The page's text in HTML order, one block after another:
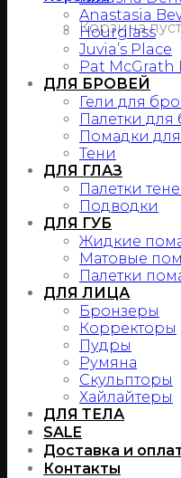
Корзина
Anastasia
Hourglass
Juvia’s Place
Pat McGrath
ДЛЯ БРОВЕЙ
Гели для
Палетки для
Помадки
Тени
ДЛЯ ГЛАЗ
Палетки
Подводки
ДЛЯ ГУБ
Жидкие
Матовые
Палетки
ДЛЯ ЛИЦА
Бронзеры
Корректоры
Пудры
Румяна
Скульпторы
Хайлайтеры
ДЛЯ ТЕЛА
SALE
Доставка и
Контакты